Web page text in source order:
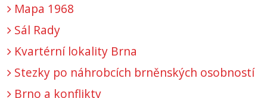
Mapa 1968
Sál Rady
Kvartérní lokality Brna
Stezky po náhrobcích brněnských osobností
Brno a konflikty